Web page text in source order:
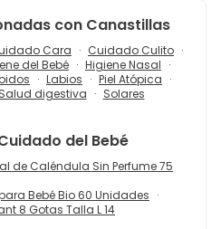
con Canastillas
Cara
Cuidado Culito
del Bebé
Higiene Nasal
Labios
Piel Atópica
Salud digestiva Solares
del Bebé
de Caléndula Sin Perfume 75
Bebé Bio 60 Unidades
8 Gotas Talla L 14